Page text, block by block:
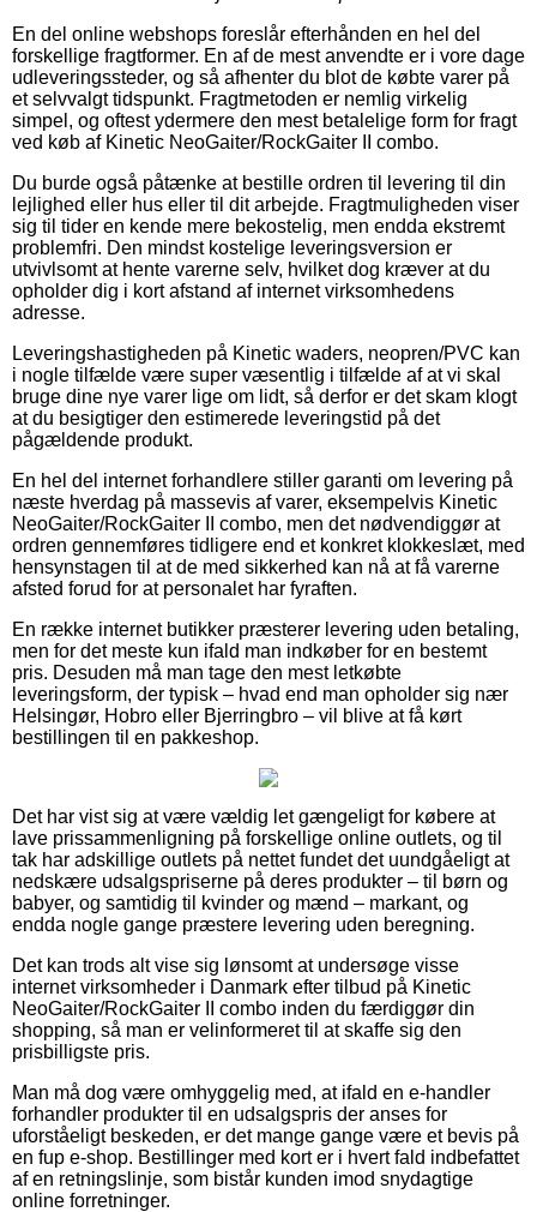
En del online webshops foreslår efterhånden en hel del
forskellige fragtformer. En af de mest anvendte er i vore dage
udleveringssteder, og så afhenter du blot de købte varer på
et selvvalgt tidspunkt. Fragtmetoden er nemlig virkelig
simpel, og oftest ydermere den mest betalelige form for fragt
ved køb af Kinetic NeoGaiter/RockGaiter II combo.
Du burde også påtænke at bestille ordren til levering til din
lejlighed eller hus eller til dit arbejde. Fragtmuligheden viser
sig til tider en kende mere bekostelig, men endda ekstremt
problemfri. Den mindst kostelige leveringsversion er
utvivlsomt at hente varerne selv, hvilket dog kræver at du
opholder dig i kort afstand af internet virksomhedens
adresse.
Leveringshastigheden på Kinetic waders, neopren/PVC kan
i nogle tilfælde være super væsentlig i tilfælde af at vi skal
bruge dine nye varer lige om lidt, så derfor er det skam klogt
at du besigtiger den estimerede leveringstid på det
pågældende produkt.
En hel del internet forhandlere stiller garanti om levering på
næste hverdag på massevis af varer, eksempelvis Kinetic
NeoGaiter/RockGaiter II combo, men det nødvendiggør at
ordren gennemføres tidligere end et konkret klokkeslæt, med
hensynstagen til at de med sikkerhed kan nå at få varerne
afsted forud for at personalet har fyraften.
En række internet butikker præsterer levering uden betaling,
men for det meste kun ifald man indkøber for en bestemt
pris. Desuden må man tage den mest letkøbte
leveringsform, der typisk – hvad end man opholder sig nær
Helsingør, Hobro eller Bjerringbro – vil blive at få kørt
bestillingen til en pakkeshop.
Det har vist sig at være vældig let gængeligt for købere at
lave prissammenligning på forskellige online outlets, og til
tak har adskillige outlets på nettet fundet det uundgåeligt at
nedskære udsalgspriserne på deres produkter – til børn og
babyer, og samtidig til kvinder og mænd – markant, og
endda nogle gange præstere levering uden beregning.
Det kan trods alt vise sig lønsomt at undersøge visse
internet virksomheder i Danmark efter tilbud på Kinetic
NeoGaiter/RockGaiter II combo inden du færdiggør din
shopping, så man er velinformeret til at skaffe sig den
prisbilligste pris.
Man må dog være omhyggelig med, at ifald en e-handler
forhandler produkter til en udsalgspris der anses for
uforståeligt beskeden, er det mange gange være et bevis på
en fup e-shop. Bestillinger med kort er i hvert fald indbefattet
af en retningslinje, som bistår kunden imod snydagtige
online forretninger.